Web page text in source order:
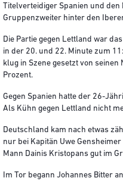
Titelverteidiger Spanien und den
Gruppenzweiter hinter den
Die Partie gegen Lettland war
in der 20. und 22. Minute zum
klug in Szene gesetzt von
Prozent.
Gegen Spanien hatte der 26-
Als Kühn gegen Lettland nicht
Deutschland kam nach etwas
nur bei Kapitän Uwe
Mann Dainis Kristopans gut im
Im Tor begann Johannes Bitter